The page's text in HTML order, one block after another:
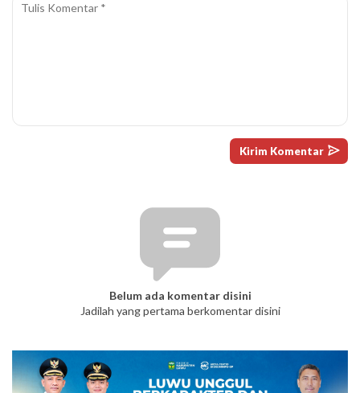
Belum ada komentar disini
Jadilah yang pertama berkomentar disini